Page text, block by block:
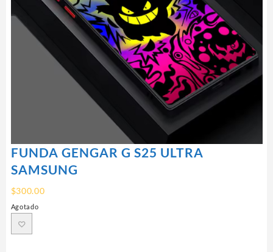
FUNDA GENGAR G S25 ULTRA
SAMSUNG
$300.00
Agotado